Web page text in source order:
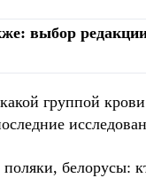
выбор
группой
белорусы: